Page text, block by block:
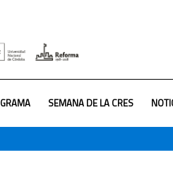
SEMANA DE LA CRES